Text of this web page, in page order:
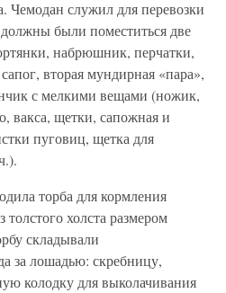
Чемодан служил для перевозки
были поместиться две
набрюшник, перчатки,
вторая мундирная «пара»,
с мелкими вещами (ножик,
вакса, щетки, сапожная и
пуговиц, щетка для
торба для кормления
холста размером
складывали
за лошадью: скребницу,
колодку для выколачивания